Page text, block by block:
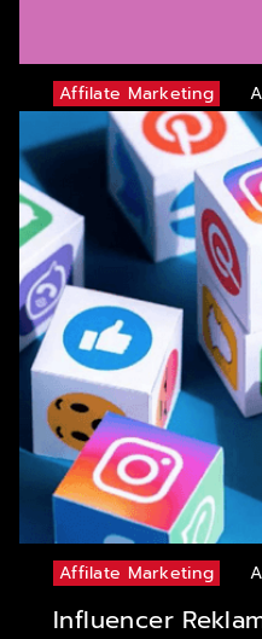
Affilate Marketing
Instagram
Affilate Marketing
Influencer